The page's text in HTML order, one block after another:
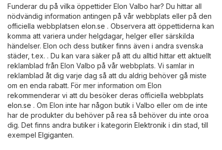
Funderar du på vilka öppettider Elon Valbo har? Du hittar all
nödvändig information antingen på vår webbplats eller på den
officiella webbplatsen elon.se . Observera att öppettiderna kan
komma att variera under helgdagar, helger eller särskilda
händelser. Elon och dess butiker finns även i andra svenska
städer, t.ex. . Du kan vara säker på att du alltid hittar ett aktuellt
reklamblad från Elon Valbo på vår webbplats. Vi samlar in
reklamblad åt dig varje dag så att du aldrig behöver gå miste
om en enda rabatt. För mer information om Elon
rekommenderar vi att du besöker deras officiella webbplats
elon.se . Om Elon inte har någon butik i Valbo eller om de inte
har de produkter du behöver på rea så behöver du inte oroa
dig. Det finns andra butiker i kategorin Elektronik i din stad, till
exempel Elgiganten.